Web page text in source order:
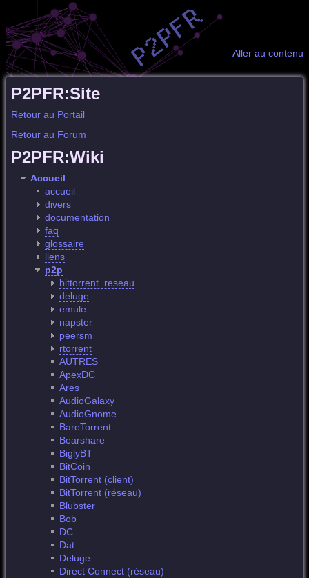
Aller au contenu
P2PFR:Site
Retour au Portail
Retour au Forum
P2PFR:Wiki
Accueil
accueil
divers
documentation
faq
glossaire
liens
p2p
bittorrent_reseau
deluge
emule
napster
peersm
rtorrent
AUTRES
ApexDC
Ares
AudioGalaxy
AudioGnome
BareTorrent
Bearshare
BiglyBT
BitCoin
BitTorrent (client)
BitTorrent (réseau)
Blubster
Bob
DC
Dat
Deluge
Direct Connect (réseau)